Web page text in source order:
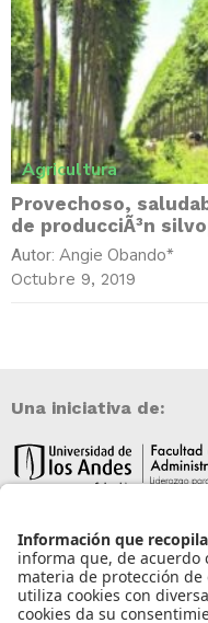
Agricultura
Provechoso,
de producciÃ³n
Autor: Angie Obando*
Octubre 9, 2019
Una iniciativa de:
Información de